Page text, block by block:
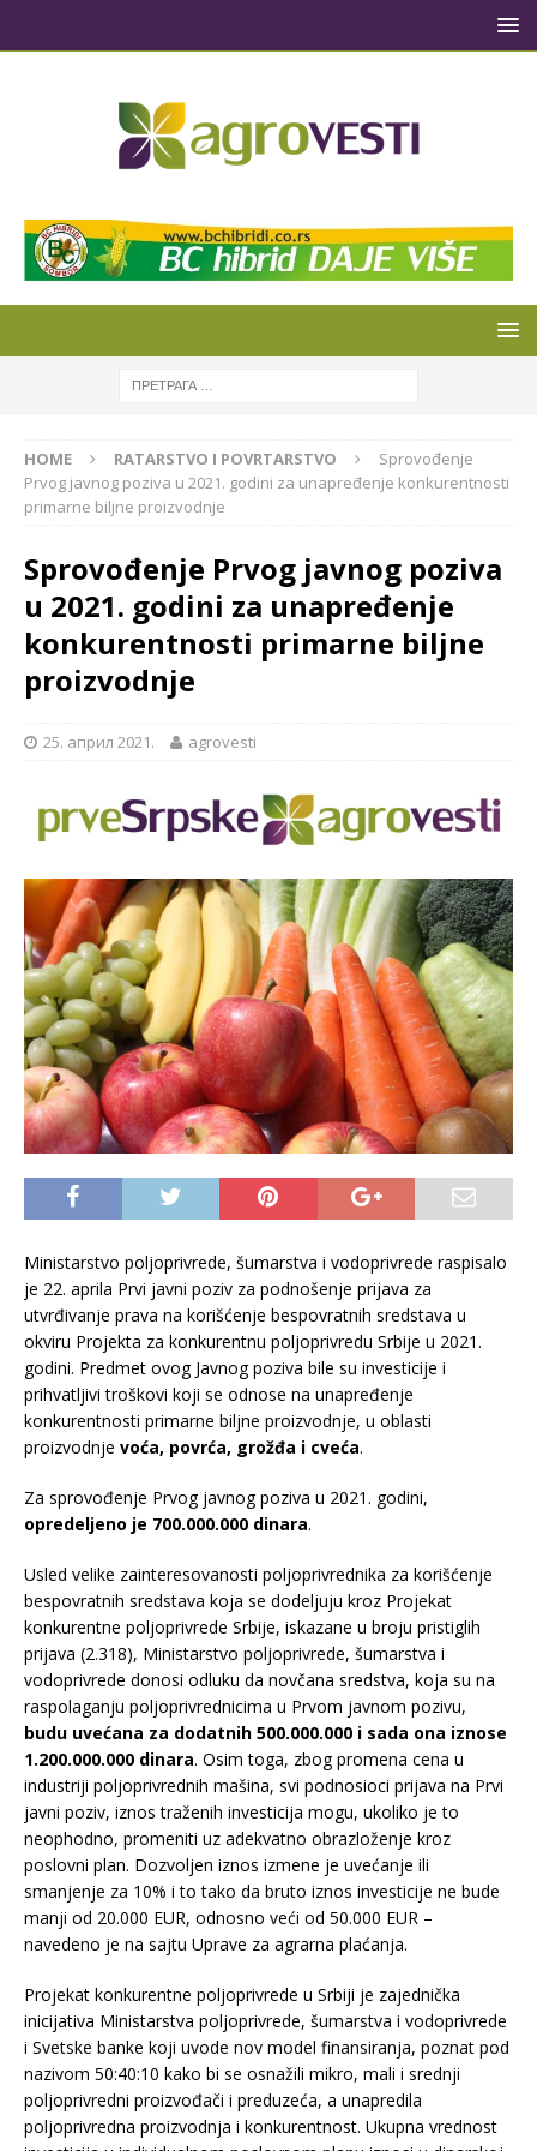
HOME RATARSTVO I POVRTARSTVO
Sprovođenje
Prvog javnog poziva u 2021. godini za unapređenje konkurentnosti
primarne biljne proizvodnje
Sprovođenje Prvog javnog poziva
u 2021. godini za unapređenje
konkurentnosti primarne biljne
proizvodnje
25. април 2021. agrovesti
Ministarstvo poljoprivrede, šumarstva i vodoprivrede raspisalo
je 22. aprila Prvi javni poziv za podnošenje prijava za
utvrđivanje prava na korišćenje bespovratnih sredstava u
okviru Projekta za konkurentnu poljoprivredu Srbije u 2021.
godini. Predmet ovog Javnog poziva bile su investicije i
prihvatljivi troškovi koji se odnose na unapređenje
konkurentnosti primarne biljne proizvodnje, u oblasti
proizvodnje voća, povrća, grožđa i cveća.
Za sprovođenje Prvog javnog poziva u 2021. godini,
opredeljeno je 700.000.000 dinara.
Usled velike zainteresovanosti poljoprivrednika za korišćenje
bespovratnih sredstava koja se dodeljuju kroz Projekat
konkurentne poljoprivrede Srbije, iskazane u broju pristiglih
prijava (2.318), Ministarstvo poljoprivrede, šumarstva i
vodoprivrede donosi odluku da novčana sredstva, koja su na
raspolaganju poljoprivrednicima u Prvom javnom pozivu,
budu uvećana za dodatnih 500.000.000 i sada ona iznose
1.200.000.000 dinara. Osim toga, zbog promena cena u
industriji poljoprivrednih mašina, svi podnosioci prijava na Prvi
javni poziv, iznos traženih investicija mogu, ukoliko je to
neophodno, promeniti uz adekvatno obrazloženje kroz
poslovni plan. Dozvoljen iznos izmene je uvećanje ili
smanjenje za 10% i to tako da bruto iznos investicije ne bude
manji od 20.000 EUR, odnosno veći od 50.000 EUR –
navedeno je na sajtu Uprave za agrarna plaćanja.
Projekat konkurentne poljoprivrede u Srbiji je zajednička
inicijativa Ministarstva poljoprivrede, šumarstva i vodoprivrede
i Svetske banke koji uvode nov model finansiranja, poznat pod
nazivom 50:40:10 kako bi se osnažili mikro, mali i srednji
poljoprivredni proizvođači i preduzeća, a unapredila
poljoprivredna proizvodnja i konkurentnost. Ukupna vrednost